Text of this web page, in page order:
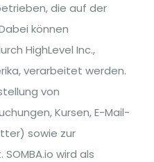
die auf der
können
HighLevel Inc.,
verarbeitet werden.
von
Kursen, E-Mail-
sowie zur
wird als